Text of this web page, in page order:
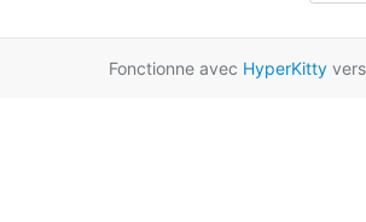
Fonctionne avec HyperKitty